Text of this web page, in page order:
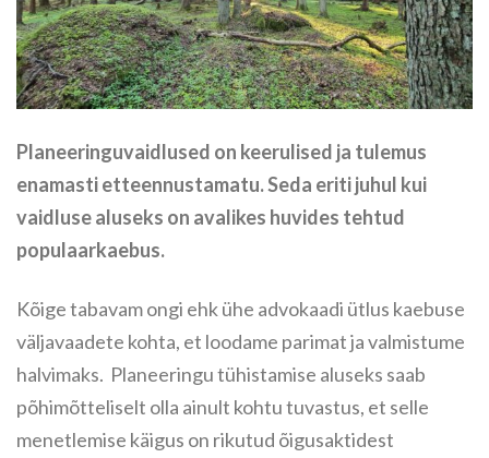
Planeeringuvaidlused on keerulised ja tulemus
enamasti etteennustamatu. Seda eriti juhul kui
vaidluse aluseks on avalikes huvides tehtud
populaarkaebus.
Kõige tabavam ongi ehk ühe advokaadi ütlus kaebuse
väljavaadete kohta, et loodame parimat ja valmistume
halvimaks. Planeeringu tühistamise aluseks saab
põhimõtteliselt olla ainult kohtu tuvastus, et selle
menetlemise käigus on rikutud õigusaktidest